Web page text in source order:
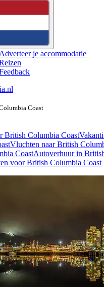
Adverteer je accommodatie
Coast
British Columbia Coast
Vluchten naar British
CoastAutoverhuur in
voor British Columbia Coast